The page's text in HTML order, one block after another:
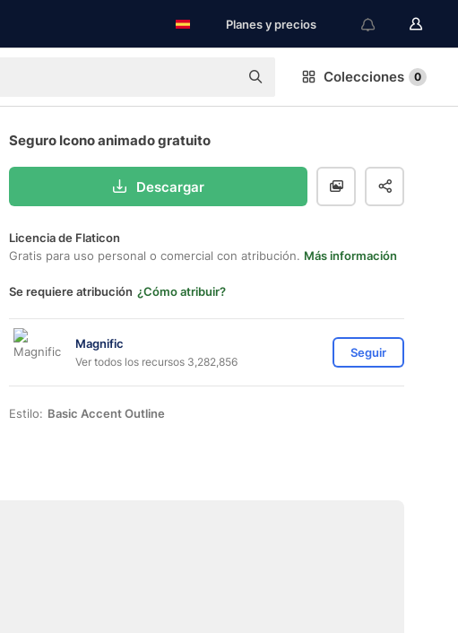
Planes y precios
Colecciones 0
Seguro Icono animado gratuito
Descargar
Licencia de Flaticon
Gratis para uso personal o comercial con atribución. Más información
Se requiere atribución ¿Cómo atribuir?
Magnific
Ver todos los recursos 3,282,856
Seguir
Estilo: Basic Accent Outline